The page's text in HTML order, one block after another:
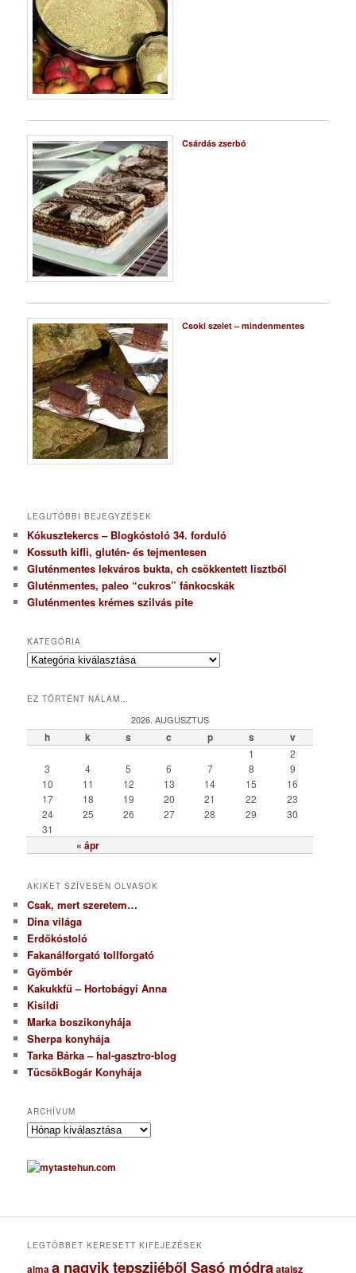
Csárdás zserbó
Csoki szelet – mindenmentes
LEGUTÓBBI BEJEGYZÉSEK
Kókusztekercs – Blogkóstoló 34. forduló
Kossuth kifli, glutén- és tejmentesen
Gluténmentes lekváros bukta, ch csökkentett lisztből
Gluténmentes, paleo “cukros” fánkocskák
Gluténmentes krémes szilvás pite
KATEGÓRIA
K
e
r
EZ TÖRTÉNT NÁLAM…
2026. AUGUSZTUS
h k s c p s v
« ápr
1
2
3
4 5 6 7 8
9
10
11 12 13 14 15
16
17
18 19 20 21 22
23
24
25 26 27 28 29
30
31
AKIKET SZÍVESEN OLVASOK
Csak, mert szeretem…
Dina világa
Erdőkóstoló
Fakanálforgató tollforgató
Gyömbér
Kakukkfű – Hortobágyi Anna
Kisildi
Marka boszikonyhája
Sherpa konyhája
Tarka Bárka – hal-gasztro-blog
TücsökBogár Konyhája
ARCHÍVUM
A
c
h
u
LEGTÖBBET KERESETT KIFEJEZÉSEK
almaa nagyik tepszijéből Sasó módraataisz